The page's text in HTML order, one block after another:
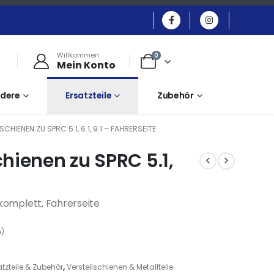
Willkommen
Mein Konto
0
Ersatzteile Zubehör
ZU SPRC 5.1, 6.1, 9.1 – FAHRERSEITE
zu SPRC 5.1,
komplett, Fahrerseite
& Zubehör,Verstellschienen & Metallteile